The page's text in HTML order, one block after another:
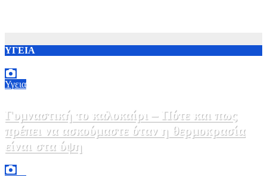
ΥΓΕΙΑ
Υγεια
Γυμναστική το καλοκαίρι – Πότε και πως
πρέπει να ασκούμαστε όταν η θερμοκρασία
είναι στα ύψη